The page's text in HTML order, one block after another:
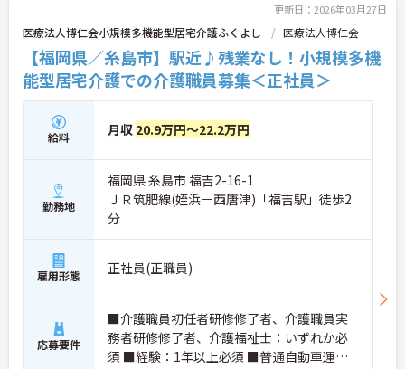
更新日：2026年03月27日
医療法人博仁会小規模多機能型居宅介護ふくよし 医療法人博仁会
【福岡県／糸島市】駅近♪残業なし！小規模多機
能型居宅介護での介護職員募集＜正社員＞
給料 月収 20.9万円～22.2万円
勤務地
福岡県 糸島市 福吉2-16-1
ＪＲ筑肥線(姪浜－西唐津)「福吉駅」徒歩2
分
雇用形態 正社員(正職員)
応募要件
■介護職員初任者研修修了者、介護職員実
務者研修修了者、介護福祉士：いずれか必
須 ■経験：1年以上必須 ■普通自動車運転